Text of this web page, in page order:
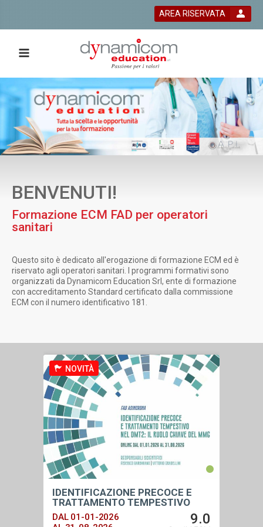
AREA RISERVATA
BENVENUTI!
Formazione ECM FAD per operatori
sanitari
Questo sito è dedicato all'erogazione di formazione ECM ed è
riservato agli operatori sanitari. I programmi formativi sono
organizzati da Dynamicom Education Srl, ente di formazione
con accreditamento Standard certificato dalla commissione
ECM con il numero identificativo 181.
NOVITÀ
IDENTIFICAZIONE PRECOCE E
TRATTAMENTO TEMPESTIVO
NEL DMT2: IL RUOLO CHIAVE DEL
MMG - 2026
DAL 01-01-2026
9.0